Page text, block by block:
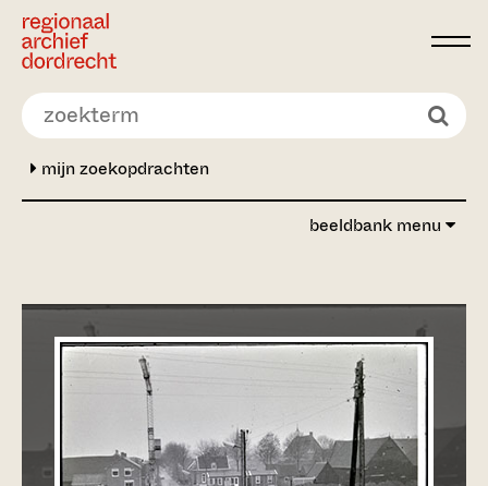
Ga direct naar de inhoud
mijn zoekopdrachten
beeldbank menu